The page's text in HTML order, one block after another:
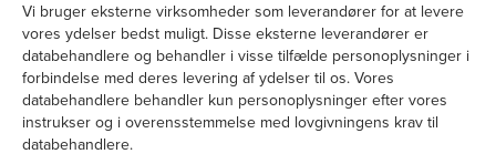
Vi bruger eksterne virksomheder som leverandører for at levere
vores ydelser bedst muligt. Disse eksterne leverandører er
databehandlere og behandler i visse tilfælde personoplysninger i
forbindelse med deres levering af ydelser til os. Vores
databehandlere behandler kun personoplysninger efter vores
instrukser og i overensstemmelse med lovgivningens krav til
databehandlere.